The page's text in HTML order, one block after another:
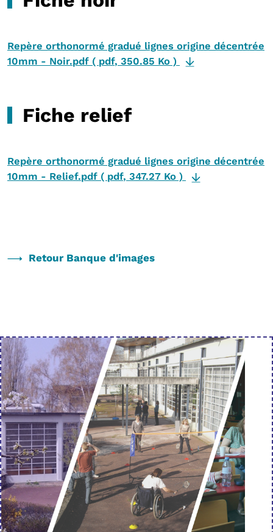
Repère orthonormé gradué lignes origine décentrée
10mm - Noir.pdf ( pdf, 350.85 Ko )
Fiche relief
Repère orthonormé gradué lignes origine décentrée
10mm - Relief.pdf ( pdf, 347.27 Ko )
Retour Banque d'images